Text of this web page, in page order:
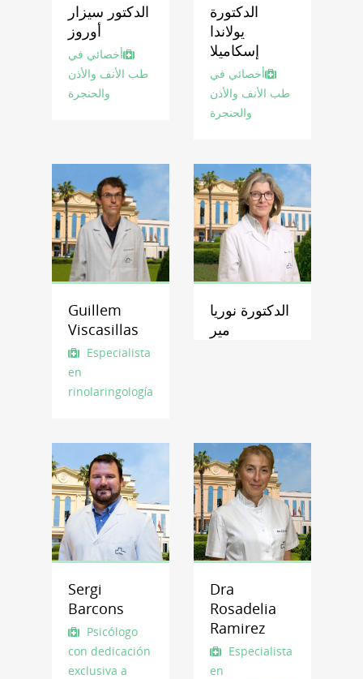
الدكتورة
يولاندا
إسكاميلا
أخصائي في
طب الأنف والأذن
والحنجرة
الدكتور سيزار
أوروز
أخصائي في
طب الأنف والأذن
والحنجرة
الدكتورة نوريا
مير
Guillem
Viscasillas
Especialista
en
Otorrinolaringología
Dra
Rosadelia
Ramirez
Especialista
en
Sergi
Barcons
Psicólogo
con dedicación
exclusiva a